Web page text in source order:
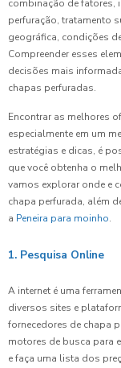
combinação de fatores,
perfuração, tratamento
geográfica, condições
Compreender esses
decisões mais
chapas perfuradas.
Encontrar as melhores
especialmente em um
estratégias e dicas, é
que você obtenha o
vamos explorar onde e
chapa perfurada, além
a Peneira para moinho.
1. Pesquisa Online
A internet é uma
diversos sites e
fornecedores de chapa
motores de busca para
e faça uma lista dos